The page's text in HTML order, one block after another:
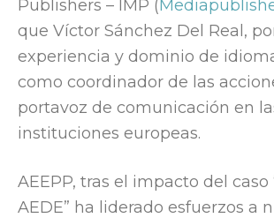
Publishers – IMP (
que Víctor Sánchez Del Real,
experiencia y dominio de
como coordinador de las
portavoz de comunicación en
instituciones europeas.
AEEPP, tras el impacto del caso
AEDE” ha liderado esfuerzos a